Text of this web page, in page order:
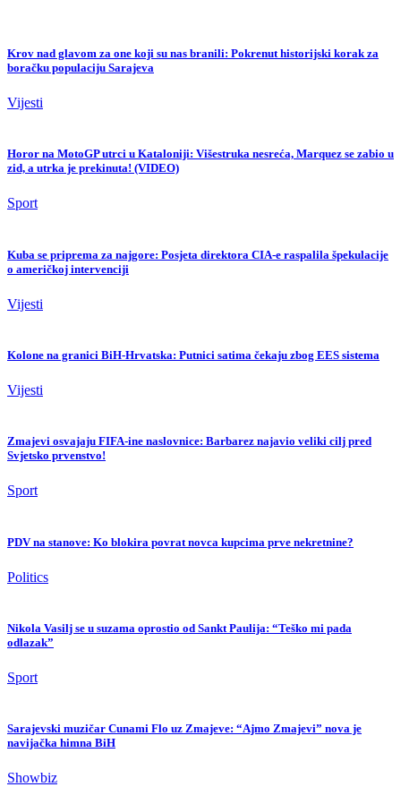
Krov nad glavom za one koji su nas branili: Pokrenut historijski korak za
boračku populaciju Sarajeva
Vijesti
Horor na MotoGP utrci u Kataloniji: Višestruka nesreća, Marquez se zabio u
zid, a utrka je prekinuta! (VIDEO)
Sport
Kuba se priprema za najgore: Posjeta direktora CIA-e raspalila špekulacije
o američkoj intervenciji
Vijesti
Kolone na granici BiH-Hrvatska: Putnici satima čekaju zbog EES sistema
Vijesti
Zmajevi osvajaju FIFA-ine naslovnice: Barbarez najavio veliki cilj pred
Svjetsko prvenstvo!
Sport
PDV na stanove: Ko blokira povrat novca kupcima prve nekretnine?
Politics
Nikola Vasilj se u suzama oprostio od Sankt Paulija: “Teško mi pada
odlazak”
Sport
Sarajevski muzičar Cunami Flo uz Zmajeve: “Ajmo Zmajevi” nova je
navijačka himna BiH
Showbiz